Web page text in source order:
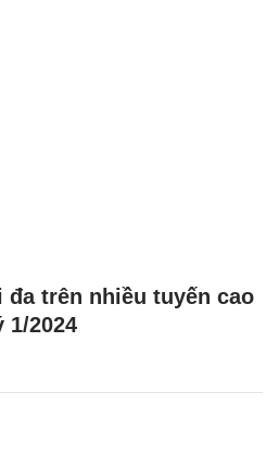
trên nhiều tuyến cao
1/2024